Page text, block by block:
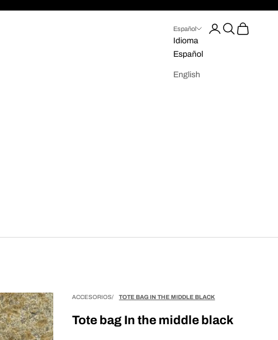
Español
Idioma
Español
English
Iniciar sesión
Buscar
Cesta
ACCESORIOS TOTE BAG IN THE MIDDLE BLACK
Tote bag In the middle black